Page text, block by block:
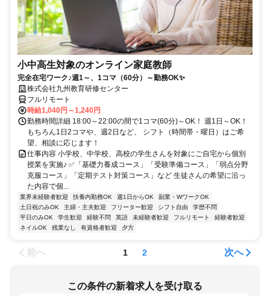
小中高生対象のオンライン家庭教師
完全在宅ワーク♪週1～、1コマ（60分）～勤務OK✨
株式会社九州教育研修センター
フルリモート
時給1,040円～1,240円
勤務時間詳細 18:00～22:00の間で1コマ(60分)～OK！ 週1日～OK！
もちろん1日2コマや、週2日など、 シフト（時間帯・曜日）はご希
望、相談に応じます！
仕事内容 小学校、中学校、高校の学生さんを対象にご自宅から個別
授業を実施♪ ✅「基礎力養成コース」「受験準備コース」「弱点分野
克服コース」「定期テスト対策コース」など 生徒さんの希望に沿っ
た内容で個...
業界未経験者歓迎 扶養内勤務OK 週1日からOK
副業・WワークOK
土日祝のみOK
主婦・主夫歓迎 フリーター歓迎 シフト自由
学歴不問
平日のみOK
学生歓迎 経験不問 英語 未経験者歓迎 フルリモート
経験者歓迎
ネイルOK
残業なし 有資格者歓迎 夕方
前へ 1 2 次へ
この条件の新着求人を受け取る